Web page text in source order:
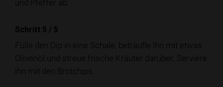
Schritt 5 / 5
Fülle den Dip in eine Schale, beträufle ihn mit etwas
Olivenöl und streue frische Kräuter darüber. Serviere
ihn mit den Brotchips.